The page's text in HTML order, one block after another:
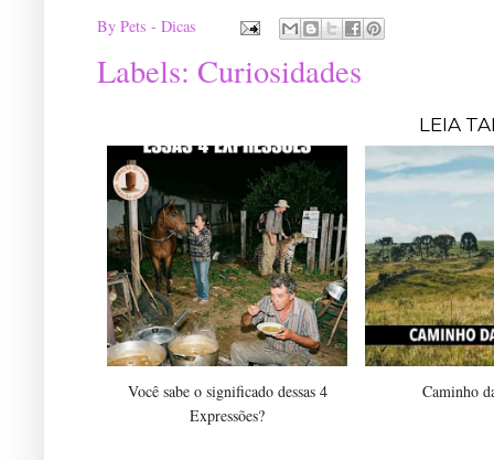
By Pets - Dicas
Labels: Curiosidades
LEIA
Você sabe o significado dessas 4
Expressões?
Caminho